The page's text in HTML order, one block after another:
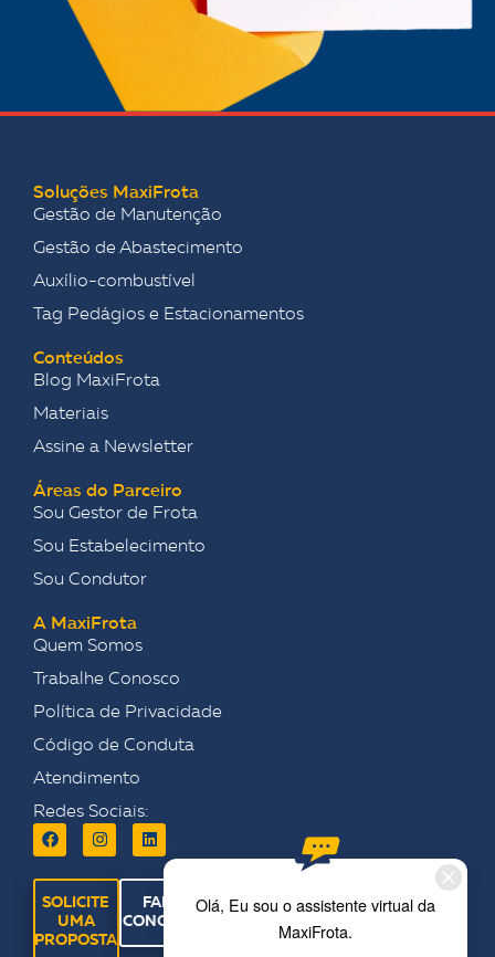
Soluções MaxiFrota
Gestão de Manutenção
Gestão de Abastecimento
Auxílio-combustível
Tag Pedágios e Estacionamentos
Conteúdos
Blog MaxiFrota
Materiais
Assine a Newsletter
Áreas do Parceiro
Sou Gestor de Frota
Sou Estabelecimento
Sou Condutor
A MaxiFrota
Quem Somos
Trabalhe Conosco
Política de Privacidade
Código de Conduta
Atendimento
Redes Sociais:
SOLICITE
UMA
PROPOSTA
FALE
CONOSCO